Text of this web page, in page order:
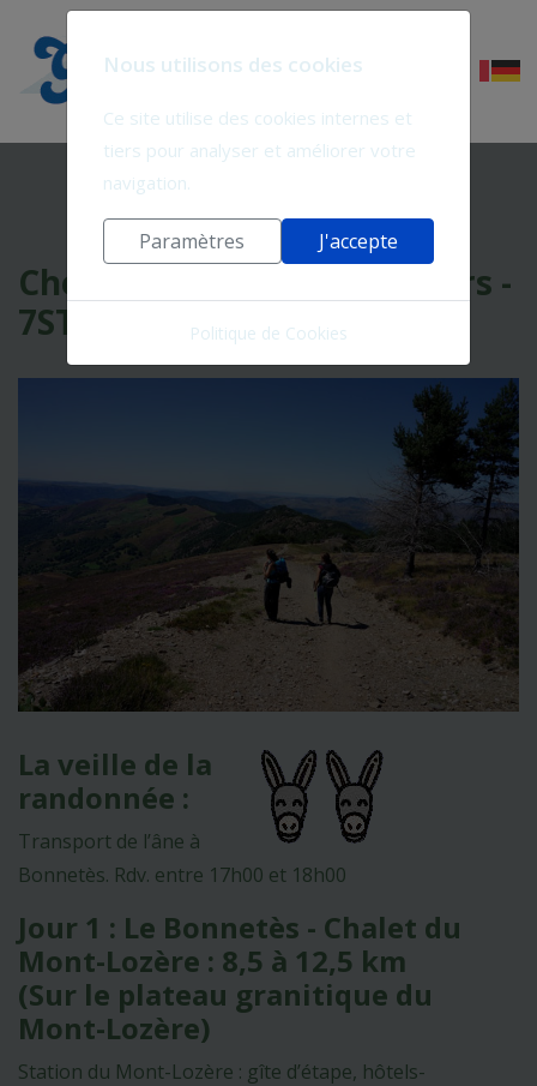
Chemin de Stevenson 7 jours -
7ST-2
La veille de la
randonnée :
Transport de l’âne à
Bonnetès. Rdv. entre 17h00 et 18h00
Jour 1 : Le Bonnetès - Chalet du
Mont-Lozère : 8,5 à 12,5 km
(Sur le plateau granitique du
Mont-Lozère)
Station du Mont-Lozère : gîte d’étape, hôtels-
Nous utilisons des cookies
Ce site utilise des cookies internes et
tiers pour analyser et améliorer votre
navigation.
Paramètres J'accepte
Politique de Cookies